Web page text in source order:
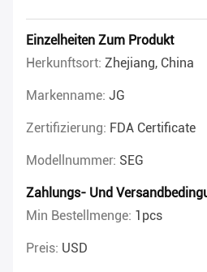
Einzelheiten Zum Produkt
Herkunftsort: Zhejiang, China
Markenname: JG
Zertifizierung: FDA Certificate
Modellnummer: SEG
Zahlungs- Und
Min Bestellmenge: 1pcs
Preis: USD